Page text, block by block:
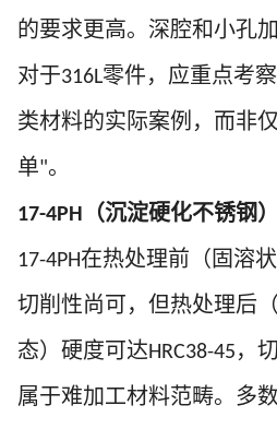
的要求更高。深腔和小孔
对于316L零件，应重点考
类材料的实际案例，而非
单"。
17-4PH （沉淀硬化不锈钢）
17-4PH在热处理前（固溶状
切削性尚可，但热处理后（
态）硬度可达HRC38-45 ，
属于难加工材料范畴。多